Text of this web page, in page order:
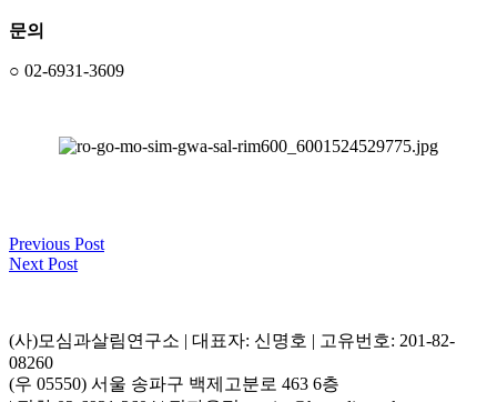
문의
○ 02-6931-3609
Previous Post
Next Post
(사)모심과살림연구소 | 대표자: 신명호 | 고유번호: 201-82-
08260
(우 05550) 서울 송파구 백제고분로 463 6층